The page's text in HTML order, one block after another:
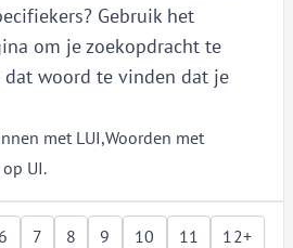
Gebruik het
om je zoekopdracht te
woord te vinden dat je
met LUI,Woorden met
UI.
6 7 8 9 10 11 12+